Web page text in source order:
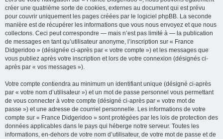
créer une quatrième sorte de cookies, externes au document qui est prévu
pour couvrir uniquement les pages créées par le logiciel phpBB. La seconde
manière est de récupérer les informations que vous nous envoyez et que nous
collectons. Ceci peut correspondre — mais n’est pas limité à — la publication
de messages en tant qu’utilisateur anonyme, l’inscription sur « France
Didgeridoo » (désignée ci-après par « votre compte ») et les messages que
vous publiez après votre inscription et lors de votre connexion (désignés ci-
après par « vos messages »).
Votre compte contiendra au minimum un identifiant unique (désigné ci-après
par « votre nom d’utilisateur ») et un mot de passe personnel vous permettant
de vous connecter à votre compte (désigné ci-après par « votre mot de
passe ») et une adresse de courriel personnelle. Les informations de votre
compte sur « France Didgeridoo » sont protégées par les lois de protection des
données applicables dans le pays qui héberge notre serveur. Toutes les
informations, en-dehors de votre nom d’utilisateur, de votre mot de passe et de